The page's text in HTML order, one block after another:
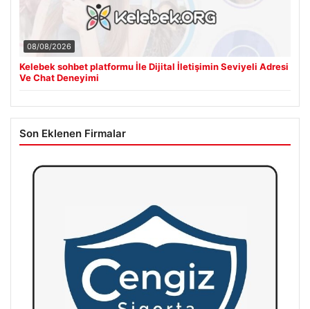
08/08/2026
Kelebek sohbet platformu İle Dijital İletişimin Seviyeli Adresi
Ve Chat Deneyimi
Son Eklenen Firmalar